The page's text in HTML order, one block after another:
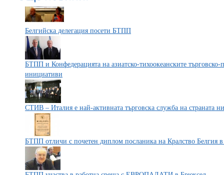
Белгийска делегация посети БТПП
БТПП и Конфедерацията на азиатско-тихоокеанските
инициативи
СТИВ – Италия е най-активната търговска служба на страната
БТПП отличи с почетен диплом посланика на Кралство Белгия в